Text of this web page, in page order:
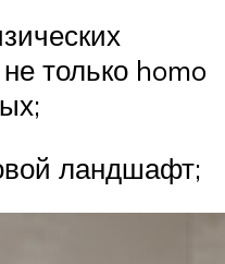
только homo
ландшафт;